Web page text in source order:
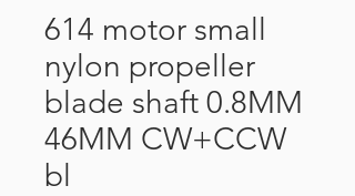
614 motor small
nylon propeller
blade shaft 0.8MM
46MM CW+CCW
bl